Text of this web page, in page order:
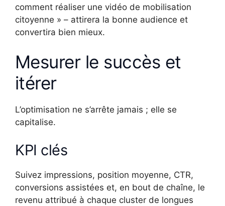
comment réaliser une vidéo de mobilisation
citoyenne » – attirera la bonne audience et
convertira bien mieux.
Mesurer le succès et
itérer
L’optimisation ne s’arrête jamais ; elle se
capitalise.
KPI clés
Suivez impressions, position moyenne, CTR,
conversions assistées et, en bout de chaîne, le
revenu attribué à chaque cluster de longues